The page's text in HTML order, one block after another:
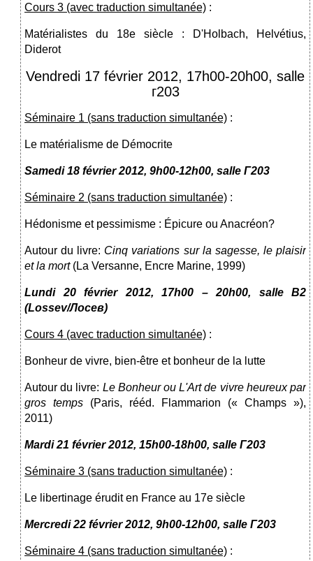
Cours 3 (avec traduction simultanée) :
Matérialistes du 18e siècle : D'Holbach, Helvétius,
Diderot
Vendredi 17 février 2012, 17h00-20h00, salle
г203
Séminaire 1 (sans traduction simultanée) :
Le matérialisme de Démocrite
Samedi 18 février 2012, 9h00-12h00, salle Г203
Séminaire 2 (sans traduction simultanée) :
Hédonisme et pessimisme : Épicure ou Anacréon?
Autour du livre: Cinq variations sur la sagesse, le plaisir
et la mort(La Versanne, Encre Marine, 1999)
Lundi 20 février 2012, 17h00 – 20h00, salle В2
(Lossev/Лосев)
Cours 4 (avec traduction simultanée) :
Bonheur de vivre, bien-être et bonheur de la lutte
Autour du livre: Le Bonheur ou L'Art de vivre heureux par
gros temps (Paris, rééd. Flammarion (« Champs »),
2011)
Mardi21 février 2012, 15h00-18h00, salle Г203
Séminaire 3 (sans traduction simultanée) :
Le libertinage érudit en France au 17e siècle
Mercredi 22 février2012, 9h00-12h00, salle Г203
Séminaire 4 (sans traduction simultanée) :